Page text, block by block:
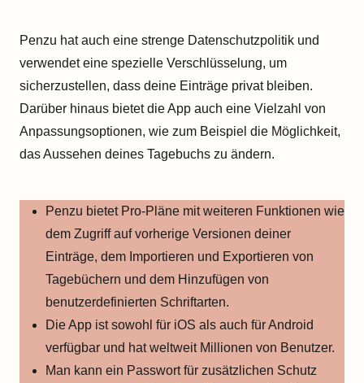
Penzu hat auch eine strenge Datenschutzpolitik und
verwendet eine spezielle Verschlüsselung, um
sicherzustellen, dass deine Einträge privat bleiben.
Darüber hinaus bietet die App auch eine Vielzahl von
Anpassungsoptionen, wie zum Beispiel die Möglichkeit,
das Aussehen deines Tagebuchs zu ändern.
Penzu bietet Pro-Pläne mit weiteren Funktionen wie
dem Zugriff auf vorherige Versionen deiner
Einträge, dem Importieren und Exportieren von
Tagebüchern und dem Hinzufügen von
benutzerdefinierten Schriftarten.
Die App ist sowohl für iOS als auch für Android
verfügbar und hat weltweit Millionen von Benutzer.
Man kann ein Passwort für zusätzlichen Schutz